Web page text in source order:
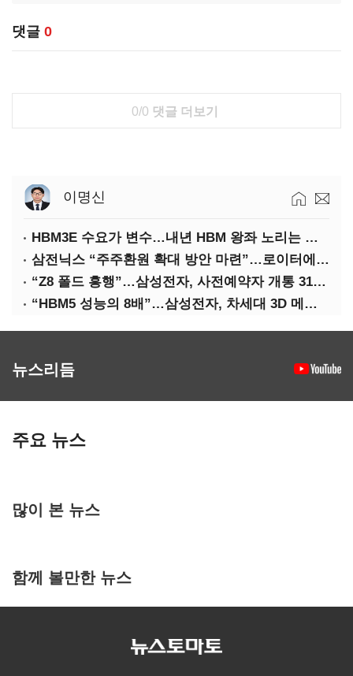
댓글 0
0/0 댓글 더보기
이명신
HBM3E 수요가 변수…내년 HBM 왕좌 노리는 삼성
삼전닉스 “주주환원 확대 방안 마련”…로이터에 성명 보내
“Z8 폴드 흥행”…삼성전자, 사전예약자 개통 31일까지 연장
“HBM5 성능의 8배”…삼성전자, 차세대 3D 메모리 ‘zHBM’ 공개
뉴스리듬
주요 뉴스
많이 본 뉴스
함께 볼만한 뉴스